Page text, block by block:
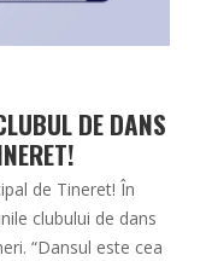
DE DANS
de Tineret! În
clubului de dans
“Dansul este cea